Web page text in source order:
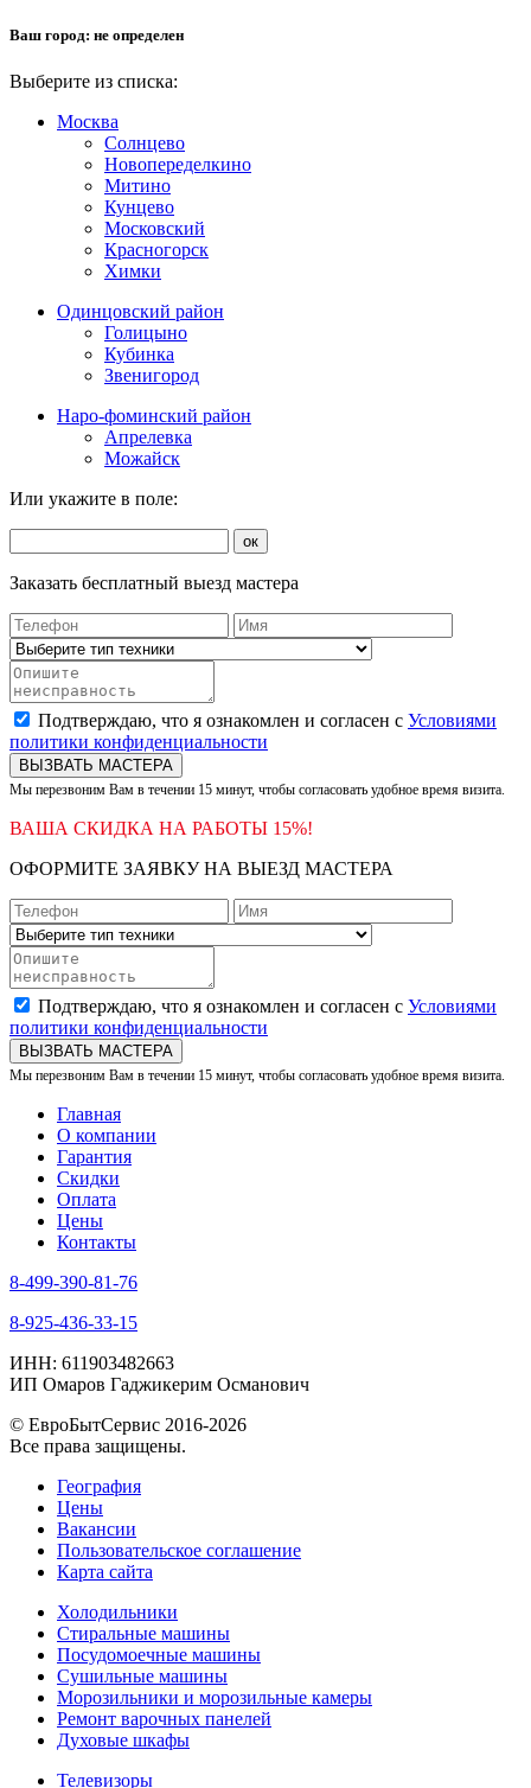
Ваш город: не определен
Выберите из списка:
Москва
Солнцево
Новопеределкино
Митино
Кунцево
Московский
Красногорск
Химки
Одинцовский район
Голицыно
Кубинка
Звенигород
Наро-фоминский район
Апрелевка
Можайск
Или укажите в поле:
ок
Заказать бесплатный выезд мастера
Подтверждаю, что я ознакомлен и согласен с Условиями
политики конфиденциальности
ВЫЗВАТЬ МАСТЕРА
Мы перезвоним Вам в течении 15 минут, чтобы согласовать удобное время визита.
ВАША СКИДКА НА РАБОТЫ 15%!
ОФОРМИТЕ ЗАЯВКУ НА ВЫЕЗД МАСТЕРА
Подтверждаю, что я ознакомлен и согласен с Условиями
политики конфиденциальности
ВЫЗВАТЬ МАСТЕРА
Мы перезвоним Вам в течении 15 минут, чтобы согласовать удобное время визита.
Главная
О компании
Гарантия
Скидки
Оплата
Цены
Контакты
8-499-390-81-76
8-925-436-33-15
ИНН: 611903482663
ИП Омаров Гаджикерим Османович
© ЕвроБытСервис 2016-2026
Все права защищены.
География
Цены
Вакансии
Пользовательское соглашение
Карта сайта
Холодильники
Стиральные машины
Посудомоечные машины
Сушильные машины
Морозильники и морозильные камеры
Ремонт варочных панелей
Духовые шкафы
Телевизоры